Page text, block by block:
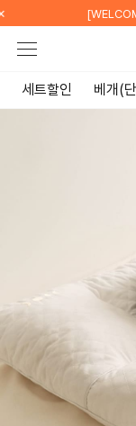
세트할인 베개(